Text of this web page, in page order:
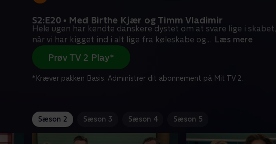
S2:E20 • Med Birthe Kjær og Timm Vladimir
Hele ugen har kendte danskere dystet om at svare lige i skabet,
når vi har kigget ind i alt lige fra køleskabe og... Læs mere
Prøv TV 2 Play*
*Kræver pakken Basis. Administrer dit abonnement på Mit TV 2.
Sæson 2 Sæson 3 Sæson 4 Sæson 5